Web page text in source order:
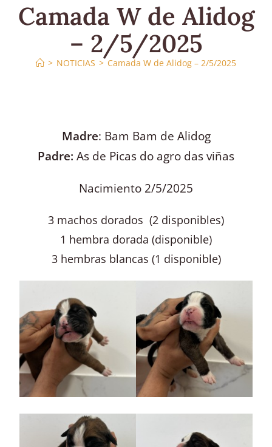
Camada W de Alidog
– 2/5/2025
> NOTICIAS > Camada W de Alidog – 2/5/2025
Madre: Bam Bam de Alidog
Padre: As de Picas do agro das viñas
Nacimiento 2/5/2025
3 machos dorados (2 disponibles)
1 hembra dorada (disponible)
3 hembras blancas (1 disponible)